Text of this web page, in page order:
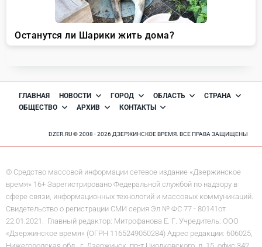
ГЛАВНАЯ НОВОСТИ ГОРОД ОБЛАСТЬ
СТРАНА
ОБЩЕСТВО
АРХИВ КОНТАКТЫ
DZER.RU © 2008 - 2026 ДЗЕРЖИНСКОЕ ВРЕМЯ. ВСЕ ПРАВА ЗАЩИЩЕНЫ
© Средство массовой информации сетевое издание «Дзержинское
время» 16+ Зарегистрировано Федеральной службой по надзору в
сфере связи, информационных технологий и массовых коммуникаций.
Свидетельство о регистрации СМИ серия Эл № ФС 77 - 80141от
22.01.2021. Главный редактор: Митрофанова Е. Г. Учредитель: ООО
«Дзержинское время» (ОГРН 1165249050284) Адрес редакции: 606025,